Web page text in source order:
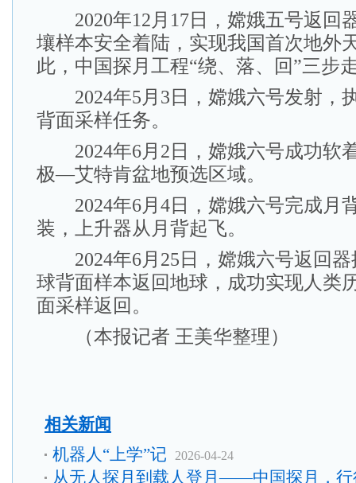
2020年12月17日，嫦娥五号返回
壤样本安全着陆，实现我国首次地外
此，中国探月工程“绕、落、回”三步
2024年5月3日，嫦娥六号发射，
背面采样任务。
2024年6月2日，嫦娥六号成功软
极—艾特肯盆地预选区域。
2024年6月4日，嫦娥六号完成月
装，上升器从月背起飞。
2024年6月25日，嫦娥六号返回器
球背面样本返回地球，成功实现人类
面采样返回。
（本报记者 王美华整理）
相关新闻
机器人“上学”记 2026-04-24
从无人探月到载人登月——中国探月，行